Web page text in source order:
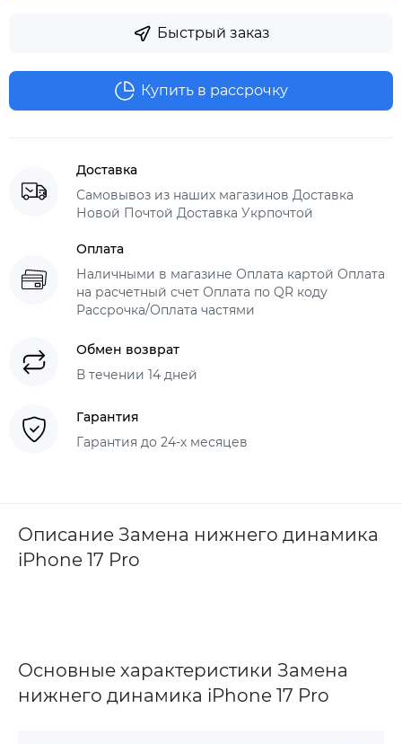
Быстрый заказ
Купить в рассрочку
Доставка
Самовывоз из наших магазинов Доставка
Новой Почтой Доставка Укрпочтой
Оплата
Наличными в магазине Оплата картой Оплата
на расчетный счет Оплата по QR коду
Рассрочка/Оплата частями
Обмен возврат
В течении 14 дней
Гарантия
Гарантия до 24-х месяцев
Описание Замена нижнего динамика
iPhone 17 Pro
Основные характеристики Замена
нижнего динамика iPhone 17 Pro